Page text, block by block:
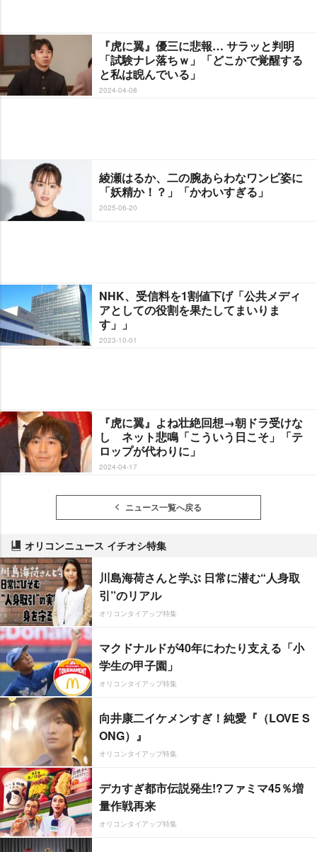
『虎に翼』優三に悲報… サラッと判明
「試験ナレ落ちｗ」「どこかで覚醒する
と私は睨んでいる」
2024-04-08
綾瀬はるか、二の腕あらわなワンピ姿に
「妖精か！？」「かわいすぎる」
2025-06-20
NHK、受信料を1割値下げ「公共メディ
アとしての役割を果たしてまいりま
す」」
2023-10-01
『虎に翼』よね壮絶回想→朝ドラ受けな
し ネット悲鳴「こういう日こそ」「テ
ロップが代わりに」
2024-04-17
ニュース一覧へ戻る
オリコンニュース イチオシ特集
川島海荷さんと学ぶ 日常に潜む“人身取
引”のリアル
オリコンタイアップ特集
マクドナルドが40年にわたり支える「小
学生の甲子園」
オリコンタイアップ特集
向井康二イケメンすぎ！純愛『（LOVE S
ONG）』
オリコンタイアップ特集
デカすぎ都市伝説発生!?ファミマ45％増
量作戦再来
オリコンタイアップ特集